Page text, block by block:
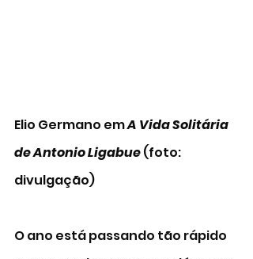
Elio Germano em A Vida Solitária
de Antonio Ligabue (foto:
divulgação)
O ano está passando tão rápido